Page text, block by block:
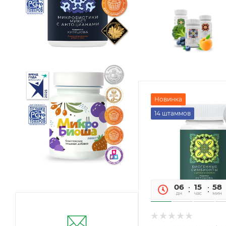
Новинка
14 штаммов
06
дн
15
час
58
мин